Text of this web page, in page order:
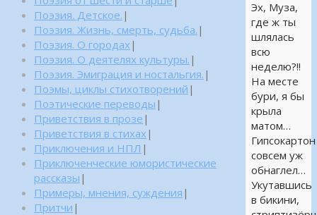
Эх, Муза,
где ж ты
шлялась
всю
неделю?!!
На месте
бури, я бы
крыла
матом…
Гипсокартон
совсем уж
обнаглел…
Укутавшись
в бикини,
Поэзия. Детское. |
Поэзия. Жизнь, смерть, судьба. |
Поэзия. О городах |
Поэзия. О деятелях культуры. |
Поэзия. Эмиграция и ностальгия. |
Поэмы, циклы стихотворений |
Поэтические переводы |
Приветствия в прозе |
Приветствия в стихах |
Приключения и НПЛ |
Приключенческие юмористические
рассказы |
Примеры, мнения, суждения |
Притчи |